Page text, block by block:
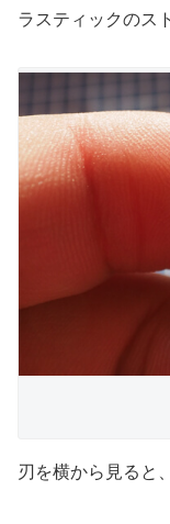
ラスティックのス
刃を横から見ると